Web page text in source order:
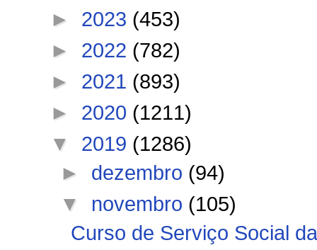
► 2023 (453)
► 2022 (782)
► 2021 (893)
► 2020 (1211)
▼ 2019 (1286)
► dezembro (94)
▼ novembro (105)
Curso de Serviço Social